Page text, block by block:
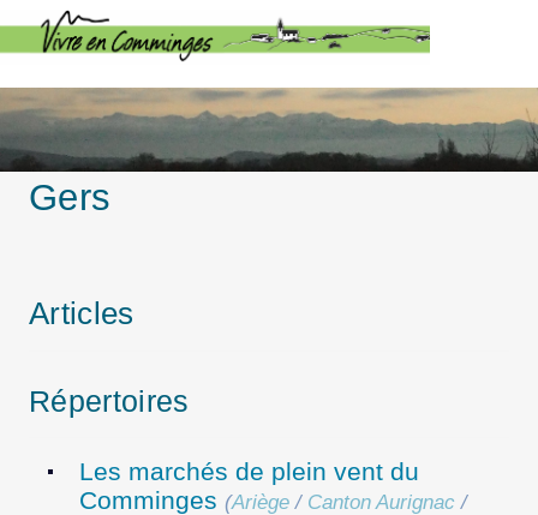
Gers
Articles
Répertoires
Les marchés de plein vent du
Comminges (Ariège / Canton Aurignac /